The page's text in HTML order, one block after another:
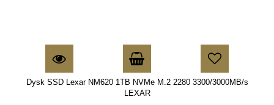
Dysk SSD Lexar NM620 1TB NVMe M.2 2280 3300/3000MB/s
LEXAR